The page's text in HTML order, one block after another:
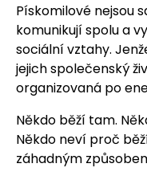
Pískomilové nejsou
komunikují spolu a
sociální vztahy.
jejich společenský
organizovaná po
Někdo běží tam.
Někdo neví proč
záhadným